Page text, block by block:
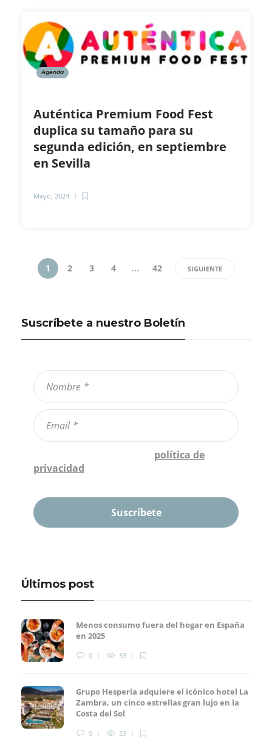
Agenda
Auténtica Premium Food Fest
duplica su tamaño para su
segunda edición, en septiembre
en Sevilla
Mayo, 2024
1 2 3 4 … 42 SIGUIENTE
Suscríbete a nuestro Boletín
política de
privacidad
Últimos post
Menos consumo fuera del hogar en España
en 2025
0 33
Grupo Hesperia adquiere el icónico hotel La
Zambra, un cinco estrellas gran lujo en la
Costa del Sol
0 33